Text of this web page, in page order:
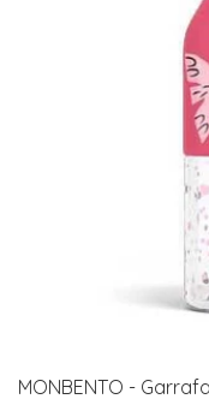
MONBENTO -